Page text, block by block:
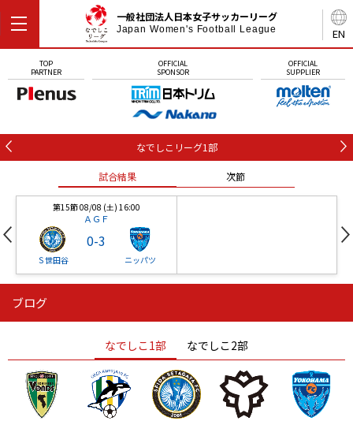
EN
一般社団法人日本女子サッカーリーグ
Japan Women's Football League
TOP
PARTNER
OFFICIAL
SPONSOR
OFFICIAL
SUPPLIER
なでしこリーグ1部
試合結果 次節
第15節 08/08 (土) 16:00
ＡＧＦ
Ｓ世田谷
0-3
ニッパツ
ニッパツ
ニッパツ 名古屋
石人の星
静岡 愛媛Ｌ
ブログ
なでしこ1部 なでしこ2部